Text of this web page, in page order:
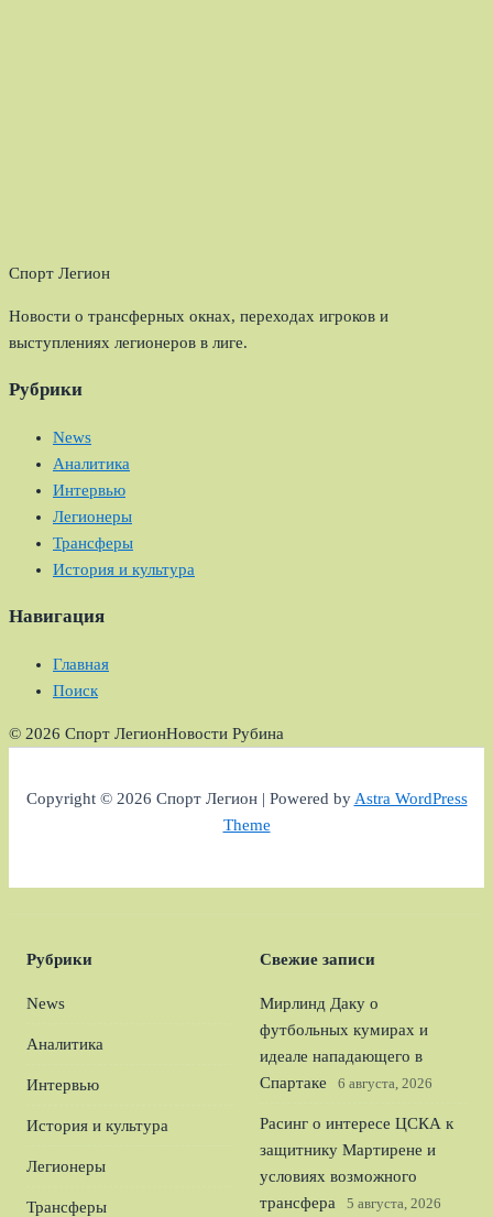
Спорт Легион
Новости о трансферных окнах, переходах игроков и
выступлениях легионеров в лиге.
Рубрики
News
Аналитика
Интервью
Легионеры
Трансферы
История и культура
Навигация
Главная
Поиск
© 2026 Спорт ЛегионНовости Рубина
Copyright © 2026 Спорт Легион | Powered byAstra WordPress
Theme
Рубрики
News
Аналитика
Интервью
История и культура
Легионеры
Трансферы
Свежие записи
Мирлинд Даку о
футбольных кумирах и
идеале нападающего в
Спартаке
6 августа, 2026
Расинг о интересе ЦСКА к
защитнику Мартирене и
условиях возможного
трансфера
5 августа, 2026